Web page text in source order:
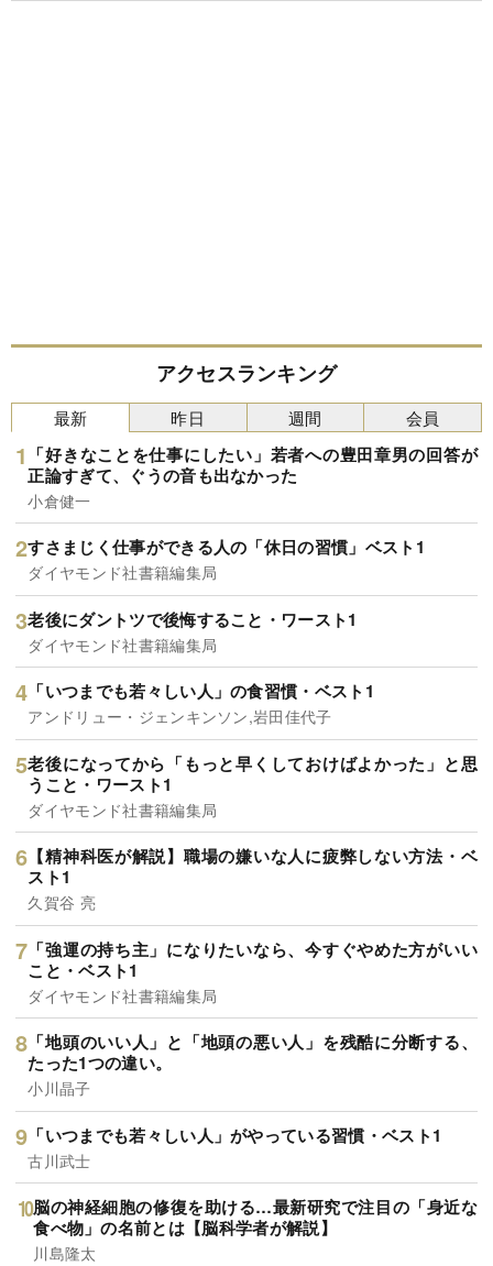
アクセスランキング
最新
「好きなことを仕事にしたい」若者への豊田章男の回答が
正論すぎて、ぐうの音も出なかった
小倉健一
すさまじく仕事ができる人の「休日の習慣」ベスト1
ダイヤモンド社書籍編集局
老後にダントツで後悔すること・ワースト1
ダイヤモンド社書籍編集局
「いつまでも若々しい人」の食習慣・ベスト1
アンドリュー・ジェンキンソン,岩田佳代子
老後になってから「もっと早くしておけばよかった」と思
うこと・ワースト1
ダイヤモンド社書籍編集局
【精神科医が解説】職場の嫌いな人に疲弊しない方法・ベ
スト1
久賀谷 亮
「強運の持ち主」になりたいなら、今すぐやめた方がいい
こと・ベスト1
ダイヤモンド社書籍編集局
「地頭のいい人」と「地頭の悪い人」を残酷に分断する、
たった1つの違い。
小川晶子
「いつまでも若々しい人」がやっている習慣・ベスト1
古川武士
脳の神経細胞の修復を助ける…最新研究で注目の「身近な
食べ物」の名前とは【脳科学者が解説】
川島隆太
昨日 週間 会員